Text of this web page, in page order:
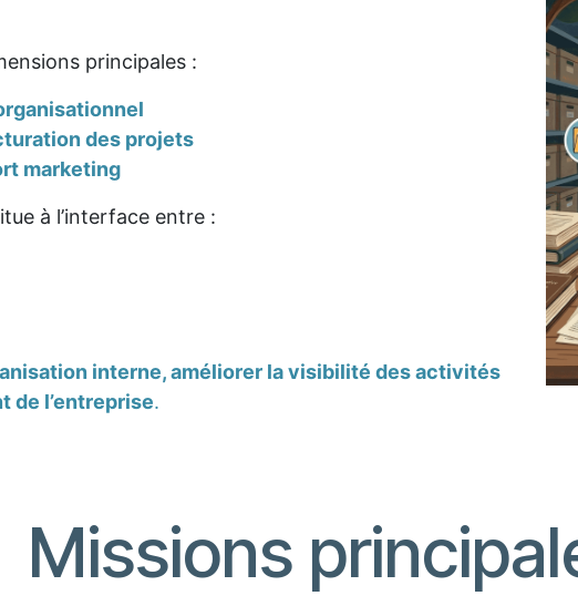
principales :
des projets
marketing
à l’interface entre :
interne, améliorer la visibilité des activités
de l’entreprise.
Missions